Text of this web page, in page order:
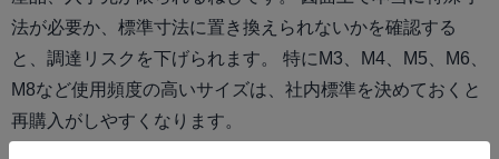
法が必要か、標準寸法に置き換えられないかを確認する
と、調達リスクを下げられます。 特にM3、M4、M5、M6、
M8など使用頻度の高いサイズは、社内標準を決めておくと
再購入がしやすくなります。